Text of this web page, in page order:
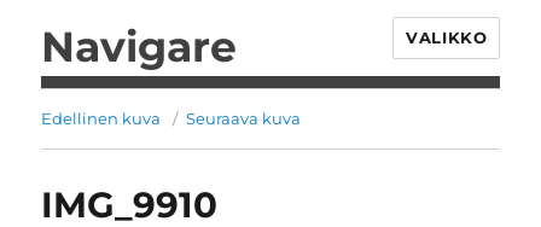
Navigare VALIKKO
Edellinen kuva Seuraava kuva
IMG_9910